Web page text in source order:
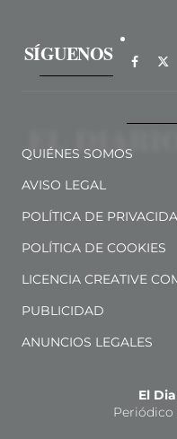
SÍGUENOS
QUIÉNES SOMOS
AVISO LEGAL
POLÍTICA DE
POLÍTICA DE COOKIES
LICENCIA CREATIVE
PUBLICIDAD
ANUNCIOS LEGALES
El